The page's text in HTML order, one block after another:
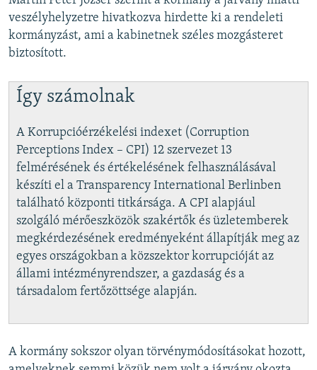
veszélyhelyzetre hivatkozva hirdette ki a rendeleti
kormányzást, ami a kabinetnek széles mozgásteret
biztosított.
Így számolnak
A Korrupcióérzékelési indexet (Corruption
Perceptions Index – CPI) 12 szervezet 13
felmérésének és értékelésének felhasználásával
készíti el a Transparency International Berlinben
található központi titkársága. A CPI alapjául
szolgáló mérőeszközök szakértők és üzletemberek
megkérdezésének eredményeként állapítják meg az
egyes országokban a közszektor korrupcióját az
állami intézményrendszer, a gazdaság és a
társadalom fertőzöttsége alapján.
A kormány sokszor olyan törvénymódosításokat hozott,